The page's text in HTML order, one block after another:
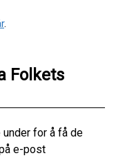
.
Folkets
for å få de
e-post